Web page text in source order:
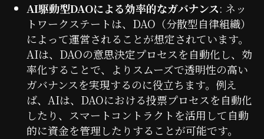
AI駆動型DAOによる効率的なガバナンス: ネッ
トワークステートは、DAO（分散型自律組織）
によって運営されることが想定されています。
AIは、DAOの意思決定プロセスを自動化し、効
率化することで、よりスムーズで透明性の高い
ガバナンスを実現するのに役立ちます。例え
ば、AIは、DAOにおける投票プロセスを自動化
したり、スマートコントラクトを活用して自動
的に資金を管理したりすることが可能です。